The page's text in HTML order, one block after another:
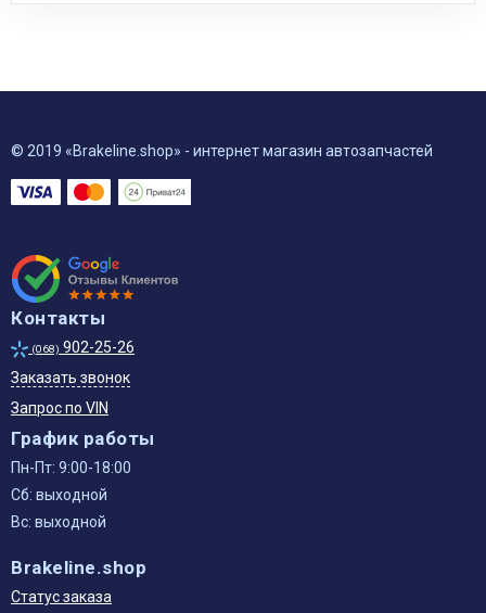
© 2019 «Brakeline.shop» - интернет магазин автозапчастей
Контакты
(068) 902-25-26
Заказать звонок
Запрос по VIN
График работы
Пн-Пт: 9:00-18:00
Сб: выходной
Вс: выходной
Brakeline.shop
Статус заказа